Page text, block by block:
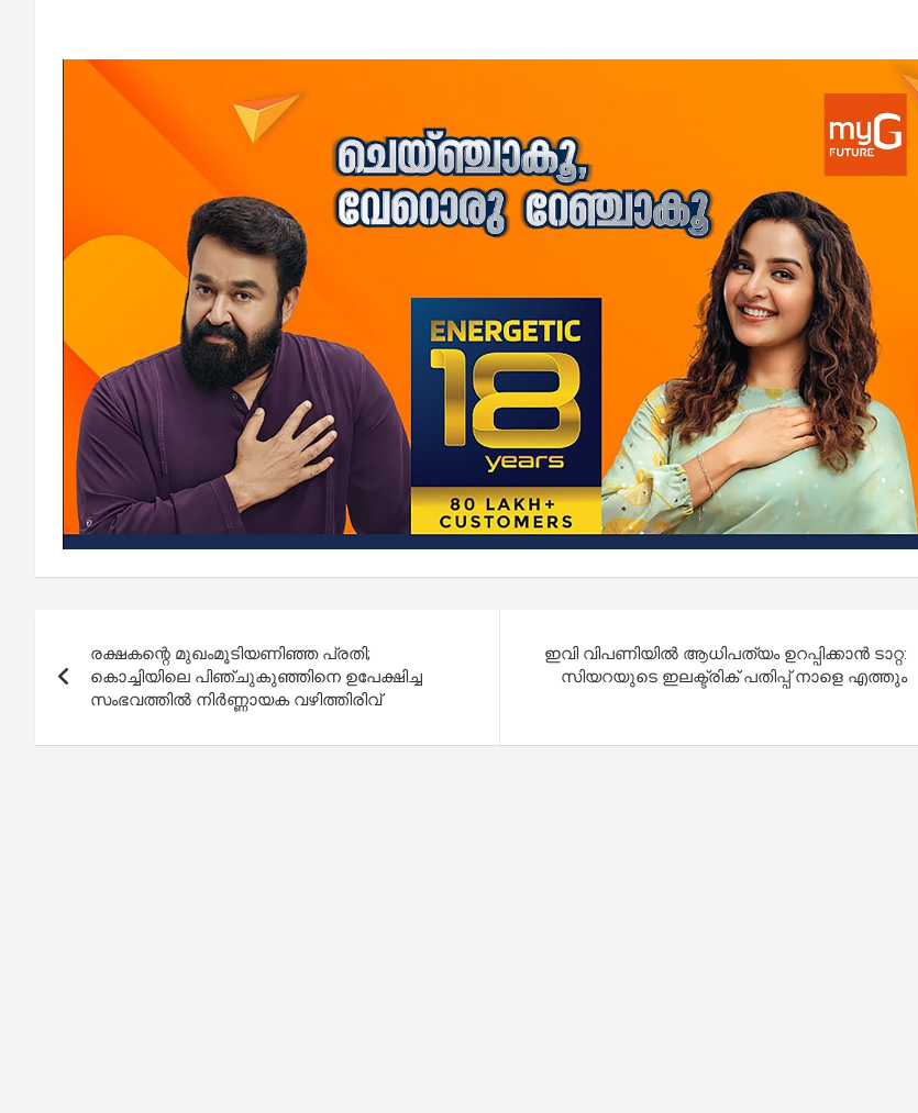
navigation
രക്ഷകന്റെ മുഖംമൂടിയണിഞ്ഞ പ്രതി;
കൊച്ചിയിലെ പിഞ്ചുകുഞ്ഞിനെ ഉപേക്ഷിച്ച
സംഭവത്തിൽ നിർണ്ണായക വഴിത്തിരിവ്​
ഇവി വിപണിയിൽ ആധിപത്യം ഉറപ്പിക്കാൻ ടാറ്റ:
സിയറയുടെ ഇലക്ട്രിക് പതിപ്പ് നാളെ എത്തും